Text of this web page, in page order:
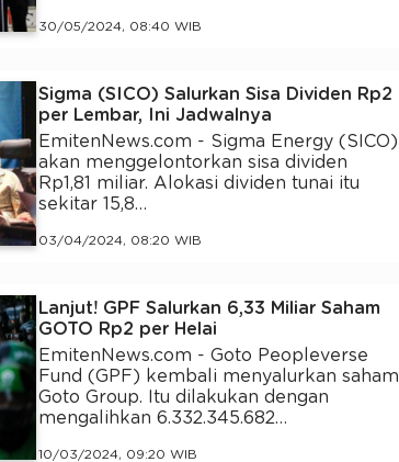
30/05/2024, 08:40 WIB
Sigma (SICO) Salurkan Sisa Dividen Rp2
per Lembar, Ini Jadwalnya
EmitenNews.com - Sigma Energy (SICO)
akan menggelontorkan sisa dividen
Rp1,81 miliar. Alokasi dividen tunai itu
sekitar 15,8…
03/04/2024, 08:20 WIB
Lanjut! GPF Salurkan 6,33 Miliar Saham
GOTO Rp2 per Helai
EmitenNews.com - Goto Peopleverse
Fund (GPF) kembali menyalurkan saham
Goto Group. Itu dilakukan dengan
mengalihkan 6.332.345.682…
10/03/2024, 09:20 WIB